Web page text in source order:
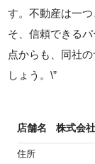
す。不動産は一
そ、信頼できる
点からも、同社
しょう。\”
店舗名 株式会
住所